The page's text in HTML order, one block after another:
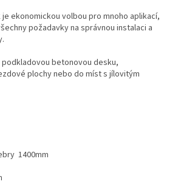
ekonomickou volbou pro mnoho aplikací,
požadavky na správnou instalaci a
betonovou desku,
plochy nebo do míst s jílovitým
1400mm